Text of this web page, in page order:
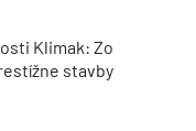
Klimak: Zo
stavby